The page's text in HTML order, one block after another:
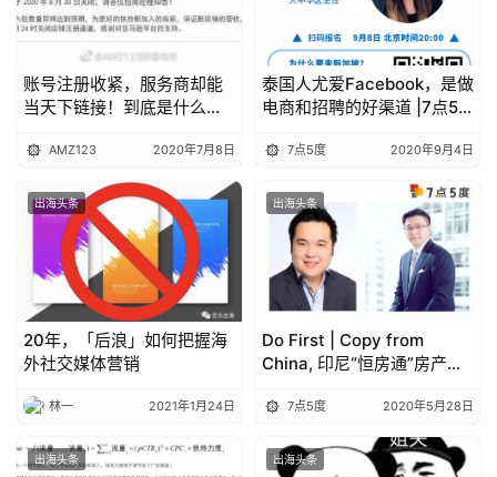
账号注册收紧，服务商却能
当天下链接！到底是什么来
AMZ123 2020年7月8日
泰国人尤爱Facebook，是做
电商和招聘的好渠道 |7点5
7点5度 2020年9月4日
出海头条
20年，「后浪」如何把握海
外社交媒体营销
林一 2021年1月24日
出海头条
Do First | Copy from
China, 印尼“恒房通”房产交
话？7点5度 2020年5月28日
出海头条 出海头条